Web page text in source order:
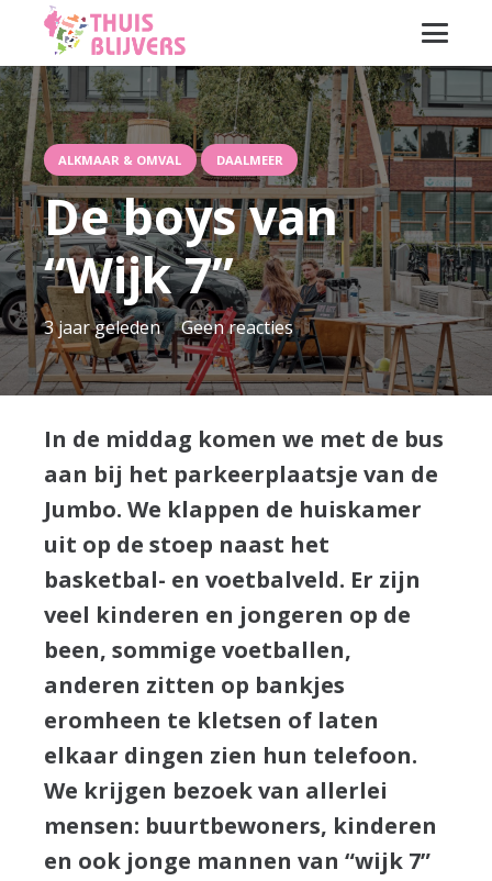
ALKMAAR & OMVAL DAALMEER
De boys van
“Wijk 7”
3 jaar geleden Geen reacties
In de middag komen we met de bus
aan bij het parkeerplaatsje van de
Jumbo. We klappen de huiskamer
uit op de stoep naast het
basketbal- en voetbalveld. Er zijn
veel kinderen en jongeren op de
been, sommige voetballen,
anderen zitten op bankjes
eromheen te kletsen of laten
elkaar dingen zien hun telefoon.
We krijgen bezoek van allerlei
mensen: buurtbewoners, kinderen
en ook jonge mannen van “wijk 7”